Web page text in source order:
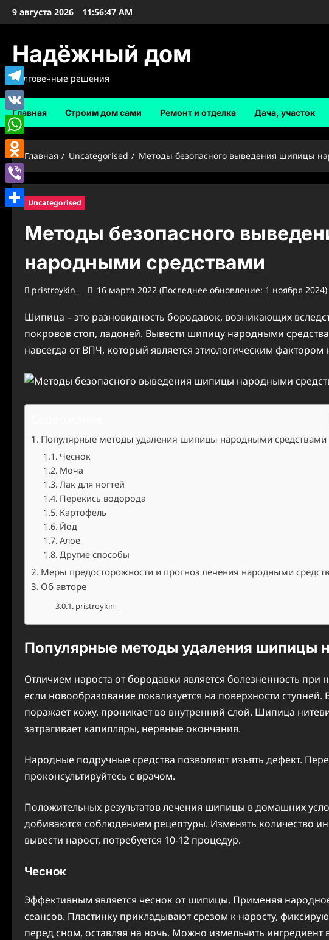
Перейти
9 августа 2026 11:56:48 AM
Надёжный дом
Долговечные решения
Главная Строим дом сами Ремонт и отделка Дача, участок
Главная Uncategorised Методы безопасного выведения шипицы
Uncategorised
Методы безопасного
народными средствами
pristroykin_ 16 марта 2022 (Последнее обновление: 1 ноября 2024)
Шипица – это разновидность бородавок, возникающих
покровов стоп, ладоней. Вывести шипицу народными
навсегда от ВПЧ, который является этиологическим
Популярные методы удаления шипицы народными средствами
Чеснок
Моча
Лак для ногтей
Перекись водорода
Картофель
Йод
Алое
Другие способы
Меры предосторожности и прогноз лечения народными
Об авторе
pristroykin_
Популярные методы удаления шипицы
Отличием нароста от бородавки является болезненность
если новообразование локализуется на поверхности
поражает кожу, проникает во внутренний слой. Шипица
затрагивает капилляры, нервные окончания.
Народные подручные средства позволяют изъять дефект.
проконсультируйтесь с врачом.
Положительных результатов лечения шипицы в домашних
добиваются соблюдением рецептуры. Изменять количество
вывести нарост, потребуется 10-12 процедур.
Чеснок
Эффективным является чеснок от шипицы. Применяя
сеансов. Пластинку прикладывают срезом к наросту,
перед сном, оставляя на ночь. Можно измельчить ингредиент
Telegram
VK
WhatsApp
Odnoklassniki
Viber